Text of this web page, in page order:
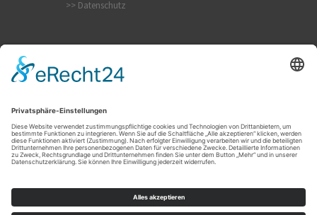
>> Datenschutz
Internistischer Notfall
Krampfanfall